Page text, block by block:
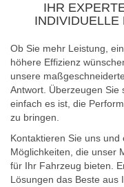
IHR
INDIVIDUELLE
Ob Sie mehr Leistung,
höhere Effizienz
unsere
Antwort. Überzeugen Sie
einfach es ist, die
zu bringen.
Kontaktieren Sie uns
Möglichkeiten, die unser
für Ihr Fahrzeug bieten.
Lösungen das Beste aus